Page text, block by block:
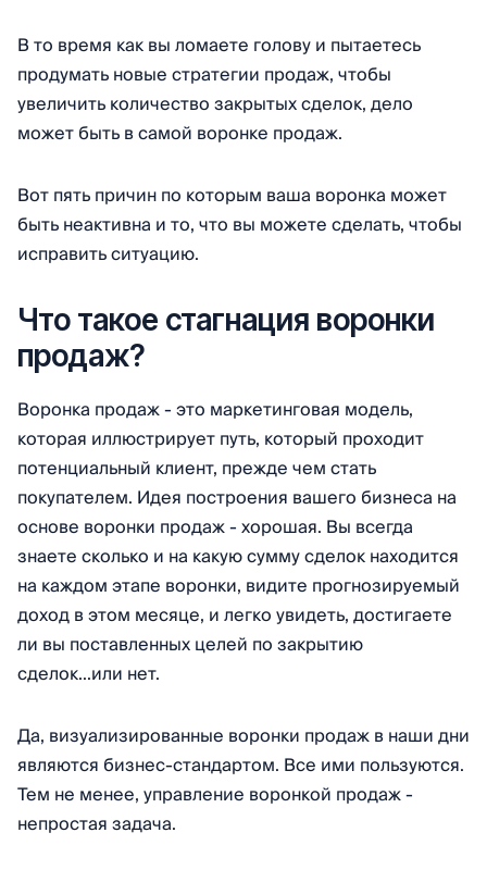
В то время как вы ломаете голову и пытаетесь
продумать новые стратегии продаж, чтобы
увеличить количество закрытых сделок, дело
может быть в самой воронке продаж.
Вот пять причин по которым ваша воронка может
быть неактивна и то, что вы можете сделать, чтобы
исправить ситуацию.
Что такое стагнация воронки
продаж?
Воронка продаж - это маркетинговая модель,
которая иллюстрирует путь, который проходит
потенциальный клиент, прежде чем стать
покупателем. Идея построения вашего бизнеса на
основе воронки продаж - хорошая. Вы всегда
знаете сколько и на какую сумму сделок находится
на каждом этапе воронки, видите прогнозируемый
доход в этом месяце, и легко увидеть, достигаете
ли вы поставленных целей по закрытию
сделок...или нет.
Да, визуализированные воронки продаж в наши дни
являются бизнес-стандартом. Все ими пользуются.
Тем не менее, управление воронкой продаж -
непростая задача.